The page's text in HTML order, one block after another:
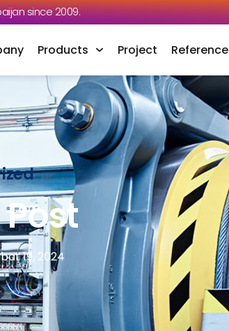
since 2009.
Products Project Reference
19, 2024